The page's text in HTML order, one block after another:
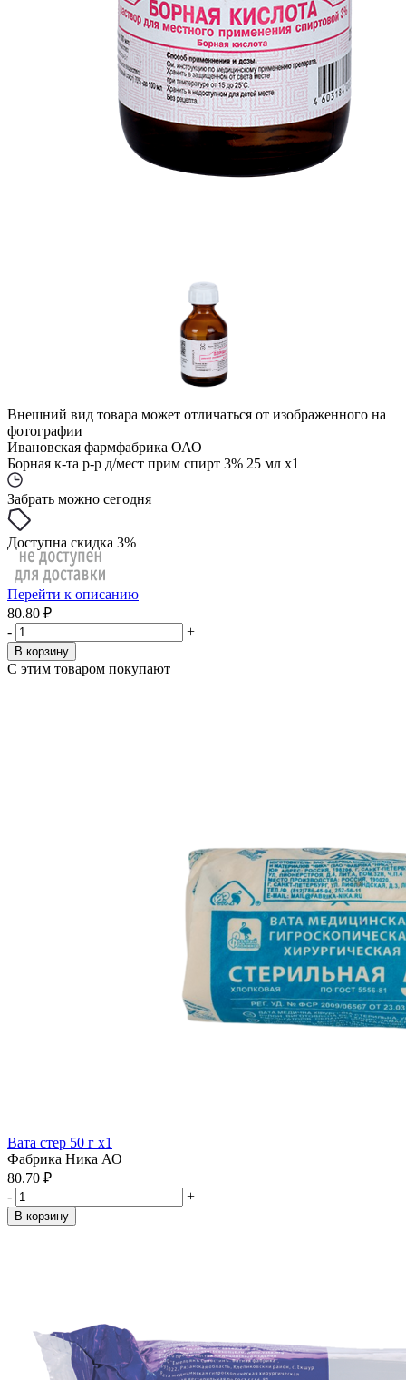
Внешний вид товара может отличаться от изображенного на
фотографии
Ивановская фармфабрика ОАО
Борная к-та р-р д/мест прим спирт 3% 25 мл x1
Забрать можно сегодня
Доступна скидка 3%
Перейти к описанию
80.80 ₽
-
+
В корзину
С этим товаром покупают
Вата стер 50 г x1
Фабрика Ника АО
80.70 ₽
-
+
В корзину